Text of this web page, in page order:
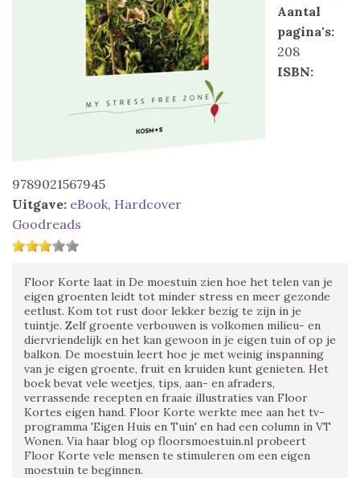
Aantal
pagina's:
208
ISBN:
9789021567945
Uitgave: eBook, Hardcover
Goodreads
Floor Korte laat in De moestuin zien hoe het telen van je
eigen groenten leidt tot minder stress en meer gezonde
eetlust. Kom tot rust door lekker bezig te zijn in je
tuintje. Zelf groente verbouwen is volkomen milieu- en
diervriendelijk en het kan gewoon in je eigen tuin of op je
balkon. De moestuin leert hoe je met weinig inspanning
van je eigen groente, fruit en kruiden kunt genieten. Het
boek bevat vele weetjes, tips, aan- en afraders,
verrassende recepten en fraaie illustraties van Floor
Kortes eigen hand. Floor Korte werkte mee aan het tv-
programma 'Eigen Huis en Tuin' en had een column in VT
Wonen. Via haar blog op floorsmoestuin.nl probeert
Floor Korte vele mensen te stimuleren om een eigen
moestuin te beginnen.